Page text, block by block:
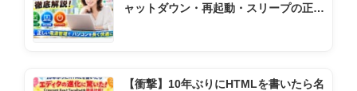
ャットダウン・再起動・スリープの正し
【衝撃】10年ぶりにHTMLを書いたら名